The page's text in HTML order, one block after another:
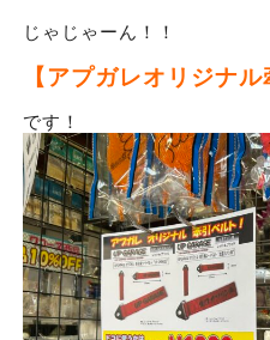
じゃじゃーん！！
【アプガレオリジナル
です！